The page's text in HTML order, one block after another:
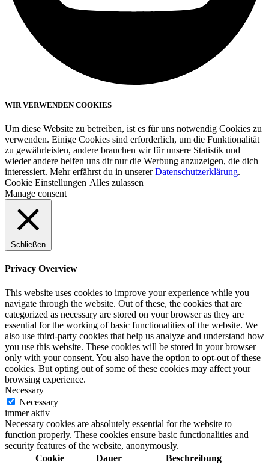
WIR VERWENDEN COOKIES
Um diese Website zu betreiben, ist es für uns notwendig Cookies zu
verwenden. Einige Cookies sind erforderlich, um die Funktionalität
zu gewährleisten, andere brauchen wir für unsere Statistik und
wieder andere helfen uns dir nur die Werbung anzuzeigen, die dich
interessiert. Mehr erfährst du in unsererDatenschutzerklärung.
Cookie Einstellungen Alles zulassen
Manage consent
Schließen
Privacy Overview
This website uses cookies to improve your experience while you
navigate through the website. Out of these, the cookies that are
categorized as necessary are stored on your browser as they are
essential for the working of basic functionalities of the website. We
also use third-party cookies that help us analyze and understand how
you use this website. These cookies will be stored in your browser
only with your consent. You also have the option to opt-out of these
cookies. But opting out of some of these cookies may affect your
browsing experience.
Necessary
Necessary
immer aktiv
Necessary cookies are absolutely essential for the website to
function properly. These cookies ensure basic functionalities and
security features of the website, anonymously.
Cookie
Dauer Beschreibung